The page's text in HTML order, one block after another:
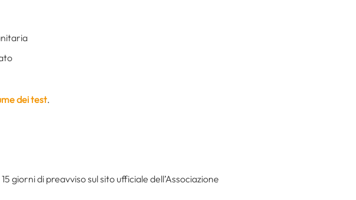
dei test.
giorni di preavviso sul sito ufficiale dell’Associazione